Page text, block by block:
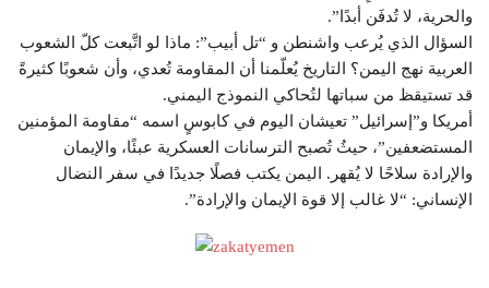
والحرية، لا تُدفَن أبدًا”.
السؤال الذي يُرعب واشنطن و “تل أبيب”: ماذا لو اتَّبعت كلّ الشعوب
العربية نهج اليمن؟ التاريخ يُعلّمنا أن المقاومة تُعدي، وأن شعوبًا كثيرةً
قد تستيقظ من سباتها لتُحاكي النموذج اليمني.
أمريكا و”إسرائيل” تعيشان اليوم في كابوسٍ اسمه “مقاومة المؤمنين
المستضعفين”، حيثُ تُصبح الترسانات العسكرية عبئًا، والإيمان
والإرادة سلاحًا لا يُقهر. اليمن يكتب فصلًا جديدًا في سفر النضال
الإنساني: “لا غالب إلا قوة الإيمان والإرادة”.